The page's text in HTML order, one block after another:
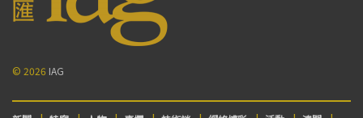
© 2026 IAG